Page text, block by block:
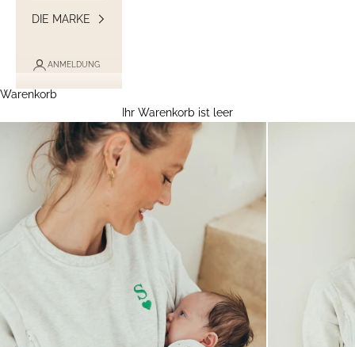
DIE MARKE
ANMELDUNG
Warenkorb
Ihr Warenkorb ist leer